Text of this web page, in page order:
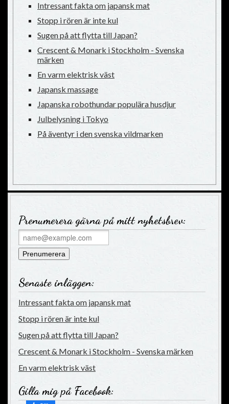
Intressant fakta om japansk mat
Stopp i rören är inte kul
Sugen på att flytta till Japan?
Crescent & Monark i Stockholm - Svenska
märken
En varm elektrisk väst
Japansk massage
Japanska robothundar populära husdjur
Julbelysning i Tokyo
På äventyr i den svenska vildmarken
Prenumerera gärna på mitt nyhetsbrev:
Senaste inläggen:
Intressant fakta om japansk mat
Stopp i rören är inte kul
Sugen på att flytta till Japan?
Crescent & Monark i Stockholm - Svenska märken
En varm elektrisk väst
Gilla mig på Facebook: